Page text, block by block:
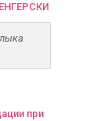
при